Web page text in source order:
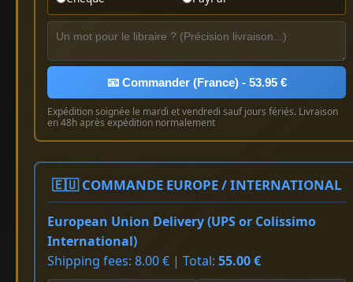
📧 Commander (France) - 53.95 €
Expédition soignée le mardi et vendredi sauf jours fériés. Livraison
en 48h après expédition normalement
🇪🇺 COMMANDE EUROPE / INTERNATIONAL
European Union Delivery (UPS or Colissimo
International)
Shipping fees: 8.00 € | Total: 55.00 €